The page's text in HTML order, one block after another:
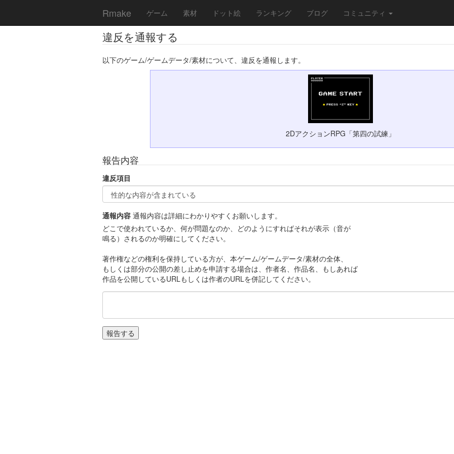
Rmake ゲーム 素材 ドット絵 ランキング ブログ コミュニティ
違反を通報する
以下のゲーム/ゲームデータ/素材について、違反を通報します。
2DアクションRPG「第四の試練」
報告内容
違反項目
通報内容 通報内容は詳細にわかりやすくお願いします。
どこで使われているか、何が問題なのか、どのようにすればそれが表示（音が
鳴る）されるのか明確にしてください。
著作権などの権利を保持している方が、本ゲーム/ゲームデータ/素材の全体、
もしくは部分の公開の差し止めを申請する場合は、作者名、作品名、もしあれば
作品を公開しているURLもしくは作者のURLを併記してください。